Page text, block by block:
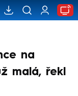
na
malá, řekl